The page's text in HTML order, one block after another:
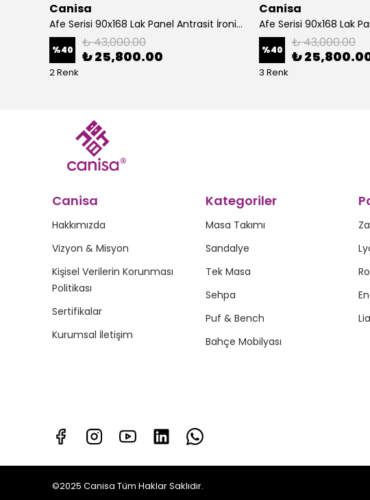
Canisa
Afe Serisi 90x168 Lak Panel Antrasit İroni Masa ve 6 Sandalye Gold Kaplama Ayak
%40 ₺ 43,000.00
₺ 25,800.00
2 Renk
Canisa
%40 ₺ 43,000.00
₺
3 Renk
Canisa
Hakkımızda
Vizyon & Misyon
Kişisel Verilerin Korunması
Politikası
Sertifikalar
Kurumsal İletişim
Kategoriler
Masa Takımı
Sandalye
Tek Masa
Sehpa
Puf & Bench
Bahçe Mobilyası
©2025 Canisa Tüm Haklar Saklıdır.